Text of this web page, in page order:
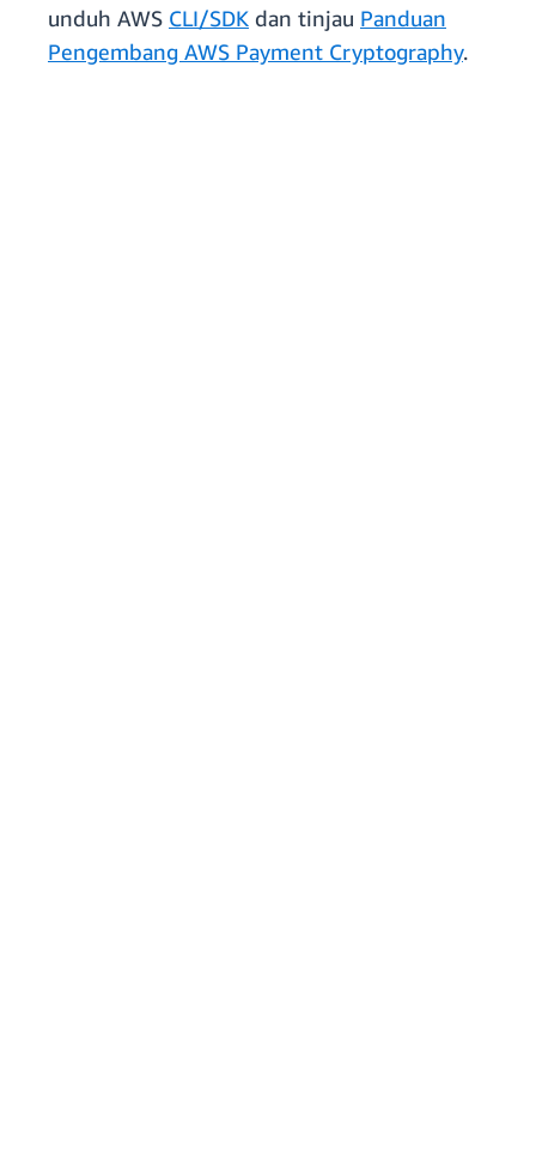
unduh AWS CLI/SDK dan tinjau Panduan
Pengembang AWS Payment Cryptography.